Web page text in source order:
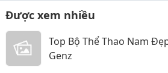
Được xem nhiều
Top Bộ Thể Thao Nam
Genz